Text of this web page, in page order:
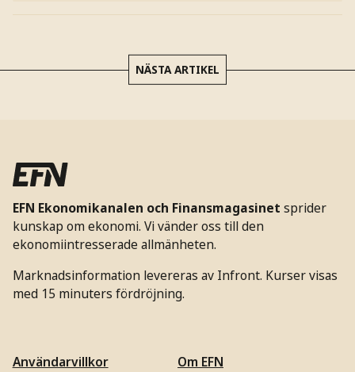
NÄSTA ARTIKEL
EFN Ekonomikanalen och Finansmagasinet sprider
kunskap om ekonomi. Vi vänder oss till den
ekonomiintresserade allmänheten.
Marknadsinformation levereras av Infront. Kurser visas
med 15 minuters fördröjning.
Användarvillkor
Om EFN